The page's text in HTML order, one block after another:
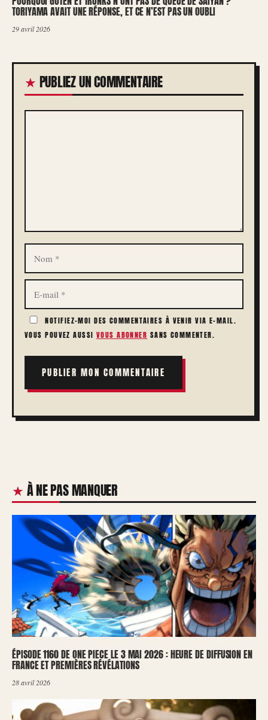
TORIYAMA AVAIT UNE RÉPONSE, ET CE N’EST PAS UN OUBLI
29 avril 2026
PUBLIEZ UN COMMENTAIRE
COMMENTAIRE
NOM
E-
MAIL
NOTIFIEZ-MOI DES COMMENTAIRES À VENIR VIA E-MAIL.
VOUS POUVEZ AUSSI VOUS ABONNER SANS COMMENTER.
À NE PAS MANQUER
ÉPISODE 1160 DE ONE PIECE LE 3 MAI 2026 : HEURE DE DIFFUSION EN
FRANCE ET PREMIÈRES RÉVÉLATIONS
28 avril 2026